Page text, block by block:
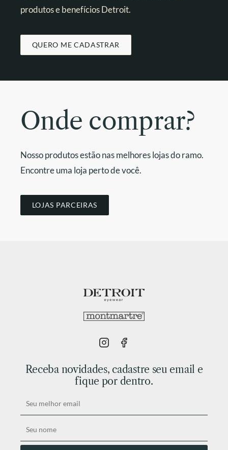
produtos e benefícios Detroit.
QUERO ME CADASTRAR
Onde comprar?
Nosso produtos estão nas melhores lojas do ramo.
Encontre uma loja perto de você.
LOJAS PARCEIRAS
Receba novidades, cadastre seu email e
fique por dentro.